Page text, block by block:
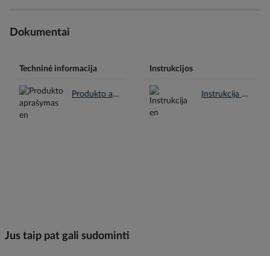
Dokumentai
Techninė informacija
Produkto aprašymas en.pdf
Instrukcijos
Instrukcija en.pdf
Jus taip pat gali sudominti